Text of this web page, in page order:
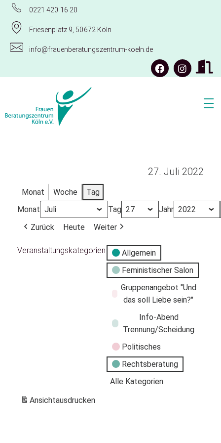
0221 420 16 20
Friesenplatz 9, 50672 Köln
info@frauenberatungszentrum-koeln.de
27. Juli 2022
Monat Woche
Tag
Monat
Tag
Jahr
Zurück
Heute Weiter
Veranstaltungskategorien
Allgemein
Feministischer Salon
Gruppenangebot "Und
das soll Liebe sein?"
Info-Abend
Trennung/Scheidung
Politisches
Rechtsberatung
Alle Kategorien
Ansichtausdrucken